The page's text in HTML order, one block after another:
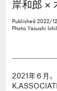
岸和郎 ×
Published 2022/
Photo Yasushi
2021年６月